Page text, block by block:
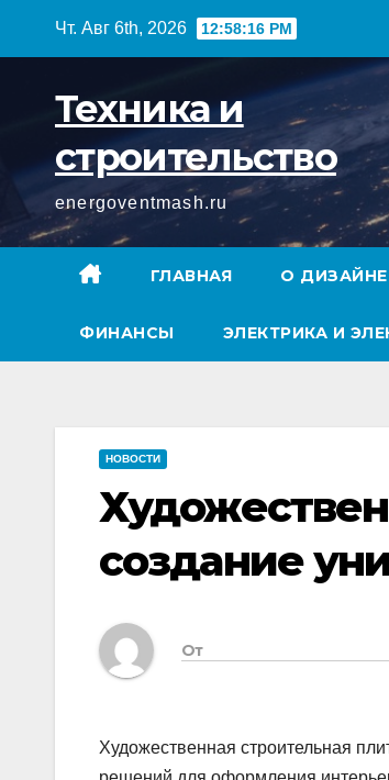
Чт. Авг 6th, 2026 12:58:17 PM
Техника и
строительство
energoventmash.ru
ГЛАВНАЯ О ДИЗАЙНЕ
ФИНАНСЫ ЭЛЕКТРИКА И
НОВОСТИ
создание
От
Художественная строительная